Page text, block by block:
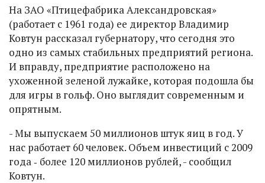
На ЗАО «Птицефабрика Александровская»
(работает с 1961 года) ее директор Владимир
Ковтун рассказал губернатору, что сегодня это
одно из самых стабильных предприятий региона.
И вправду, предприятие расположено на
ухоженной зеленой лужайке, которая подошла бы
для игры в гольф. Оно выглядит современным и
опрятным.
- Мы выпускаем 50 миллионов штук яиц в год. У
нас работает 60 человек. Объем инвестиций с 2009
года ‑ более 120 миллионов рублей, - сообщил
Ковтун.